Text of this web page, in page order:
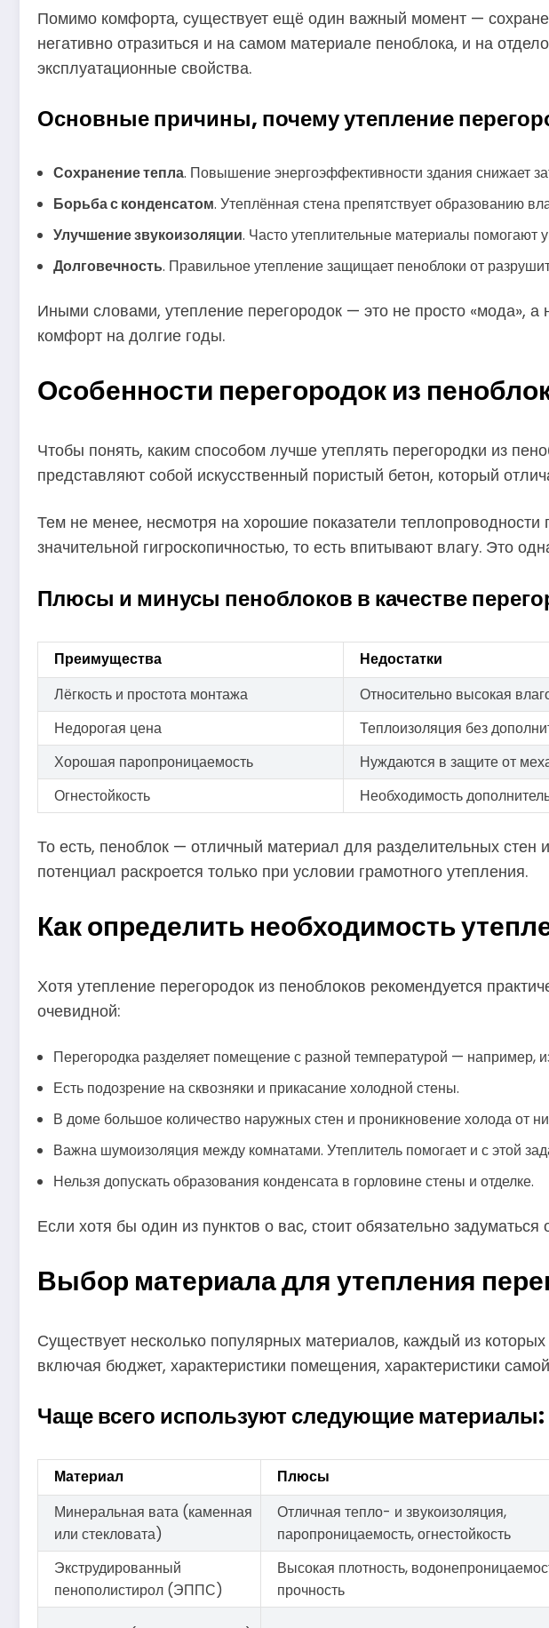
Помимо комфорта, существует ещё один важный момент —
негативно отразиться и на самом материале пеноблока, и на
эксплуатационные свойства.
Основные причины, почему утепление
Сохранение тепла. Повышение энергоэффективности здания снижает
Борьба с конденсатом. Утеплённая стена препятствует образованию
Улучшение звукоизоляции. Часто утеплительные материалы
Долговечность. Правильное утепление защищает пеноблоки от
Иными словами, утепление перегородок — это не просто «мода»,
комфорт на долгие годы.
Особенности перегородок из
Чтобы понять, каким способом лучше утеплять перегородки из
представляют собой искусственный пористый бетон, который
Тем не менее, несмотря на хорошие показатели
значительной гигроскопичностью, то есть впитывают влагу. Это
Плюсы и минусы пеноблоков в качестве
Преимущества
Недостатки
Лёгкость и простота монтажа
Относительно высокая
Недорогая цена
Теплоизоляция без
Хорошая паропроницаемость
Нуждаются в защите от
Огнестойкость
Необходимость
То есть, пеноблок — отличный материал для разделительных
потенциал раскроется только при условии грамотного утепления.
Как определить необходимость
Хотя утепление перегородок из пеноблоков рекомендуется
очевидной:
Перегородка разделяет помещение с разной температурой —
Есть подозрение на сквозняки и прикасание холодной стены.
В доме большое количество наружных стен и проникновение холода от
Важна шумоизоляция между комнатами. Утеплитель помогает и с этой
Нельзя допускать образования конденсата в горловине стены и отделке.
Если хотя бы один из пунктов о вас, стоит обязательно
Выбор материала для утепления
Существует несколько популярных материалов, каждый из
включая бюджет, характеристики помещения, характеристики
Чаще всего используют следующие материалы:
Материал Плюсы
Минеральная вата (каменная
или стекловата)
Отличная тепло- и звукоизоляция,
паропроницаемость, огнестойкость
Экструдированный
пенополистирол (ЭППС)
Высокая плотность,
прочность